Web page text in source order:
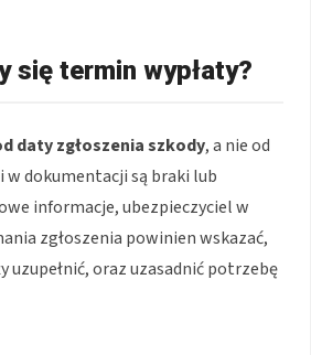
się termin wypłaty?
daty zgłoszenia szkody, a nie od
w dokumentacji są braki lub
informacje, ubezpieczyciel w
zgłoszenia powinien wskazać,
uzupełnić, oraz uzasadnić potrzebę